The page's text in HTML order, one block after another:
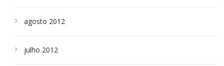
agosto 2012
julho 2012